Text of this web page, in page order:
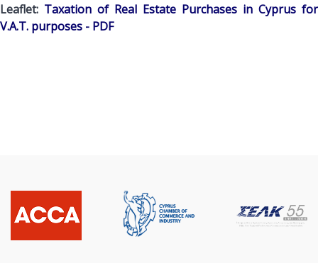
Leaflet: Taxation of Real Estate Purchases in Cyprus for
V.A.T. purposes - PDF